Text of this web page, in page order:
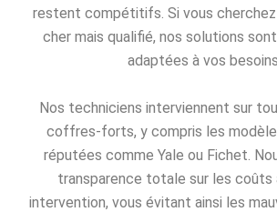
restent compétitifs. Si vous cherchez
cher mais qualifié, nos solutions
adaptées à vos
Nos techniciens interviennent sur
coffres-forts, y compris les
réputées comme Yale ou Fichet.
transparence totale sur les
intervention, vous évitant ainsi les